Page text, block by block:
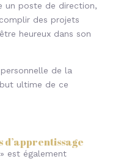
un poste de direction,
des projets
heureux dans son
de la
ultime de ce
d’apprentissage
est également